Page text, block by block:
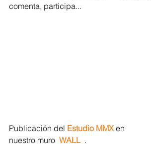
comenta, participa...
Publicación del Estudio MMX en
nuestro muro WALL .